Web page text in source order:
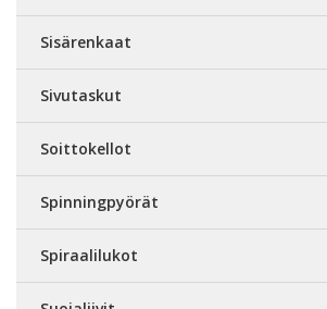
Sisärenkaat
Sivutaskut
Soittokellot
Spinningpyörät
Spiraalilukot